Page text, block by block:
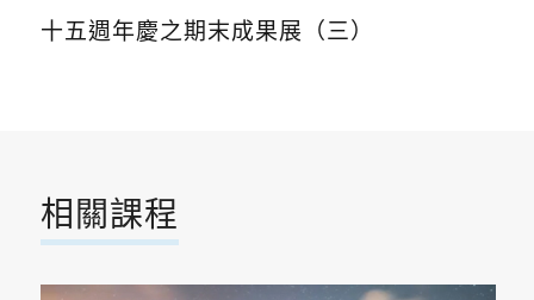
十五週年慶之期末成果展（三）
相關課程